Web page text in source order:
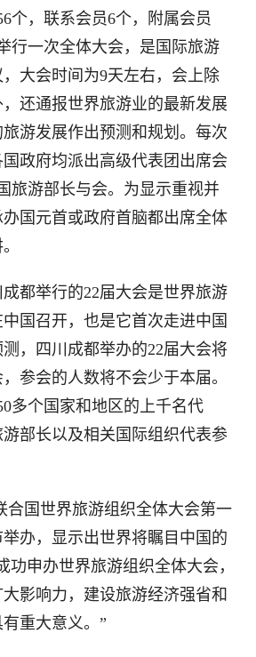
个，联系会员6个，附属会员
行一次全体大会，是 国际旅游
大会时间为9天左右，会上 除
还通报世界旅游业的最新发展
游发展作出预测和规划。每次
政府均派出高级代表团出席会
旅游部长与会。为显示重视并
国元首或政府首脑都出席全体
成都举行的22届大会是世界旅游
国召开，也是它首次走进中国
，四川成都举办的22届大会将
参会的人数将不会少于本届。
多个国家和地区的上千名代
部长以及相关国际组织代表参
合国世界旅游组织全体大会第一
办，显示出世界将瞩目中国的
功申办世界旅游组织全体大会，
影响力，建设旅游经济强省和
重大意义。”